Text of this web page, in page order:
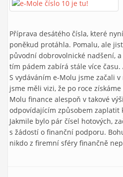
Příprava desátého čísla, které
poněkud protáhla. Pomalu, ale
původní dobrovolnické nadšení,
tím pádem zabírá stále více
S vydáváním e-Molu jsme začali
jsme měli vizi, že po roce
Molu finance alespoň v takové
odpovídajícím způsobem zaplatit
Jakmile bylo pár čísel hotových,
s žádostí o finanční podporu.
nikdo z firemní sféry finančně